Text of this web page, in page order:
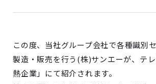
この度、当社グループ会社で各種識別
製造・販売を行う(株)サンエーが、テ
熱企業」にて紹介されます。